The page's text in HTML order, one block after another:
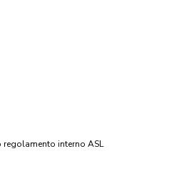
interno ASL